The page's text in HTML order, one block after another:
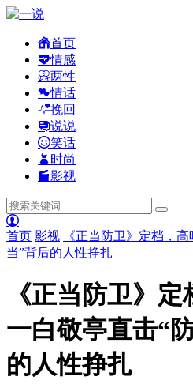
首页
情感
两性
情话
挽回
说说
笑话
时尚
影视
首页 影视
《正当防卫》定档，
当”背后的人性挣扎
《正当防卫》
一白敬亭直击“
的人性挣扎